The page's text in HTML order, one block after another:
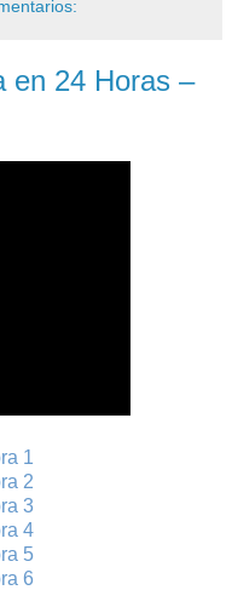
en 24 Horas –
1
2
3
4
5
6